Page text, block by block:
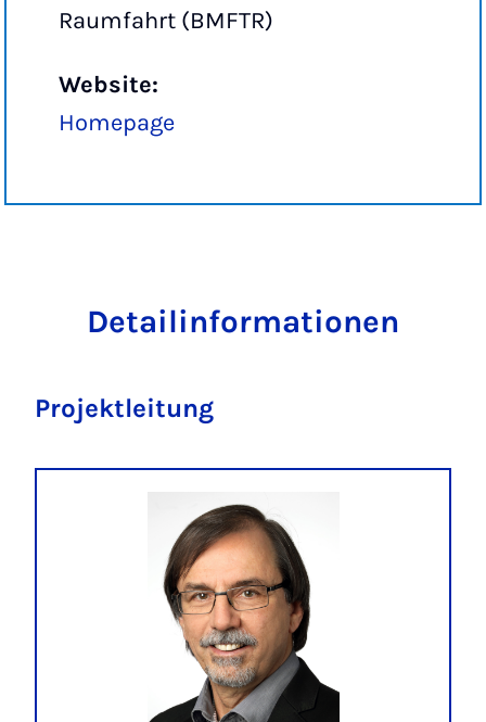
Raumfahrt (BMFTR)
Website:
Homepage
Detailinformationen
Projektleitung